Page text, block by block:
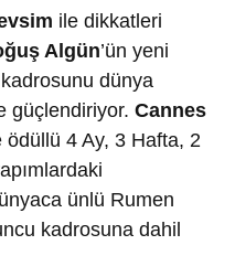
ile dikkatleri
Algün’ün yeni
dünya
güçlendiriyor. Cannes
ödüllü 4 Ay, 3 Hafta, 2
ünlü Rumen
kadrosuna dahil